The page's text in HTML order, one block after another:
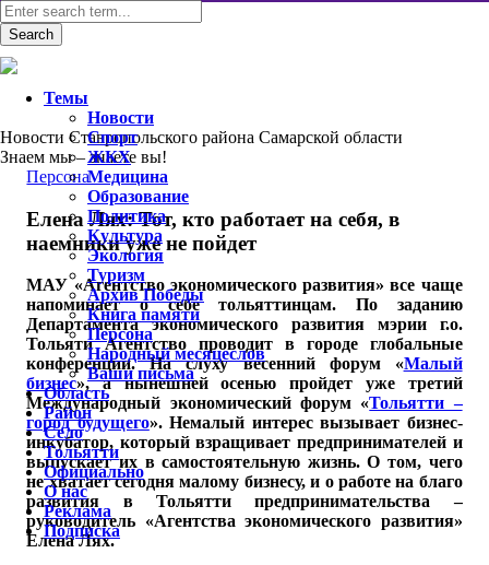
Новости Ставропольского района Самарской области
Знаем мы – знаете вы!
Персона
Елена Лях: Тот, кто работает на себя, в
наемники уже не пойдет
МАУ «Агентство экономического развития» все чаще
напоминает о себе тольяттинцам. По заданию
Департамента экономического развития мэрии г.о.
Тольяти Агентство проводит в городе глобальные
конференции. На слуху весенний форум «Малый
бизнес», а нынешней осенью пройдет уже третий
Международный экономический форум «Тольятти –
город будущего». Немалый интерес вызывает бизнес-
инкубатор, который взращивает предпринимателей и
выпускает их в самостоятельную жизнь. О том, чего
не хватает сегодня малому бизнесу, и о работе на благо
развития в Тольятти предпринимательства –
руководитель «Агентства экономического развития»
Елена Лях.
Темы
Новости
Спорт
ЖКХ
Медицина
Образование
Политика
Культура
Экология
Туризм
Архив Победы
Книга памяти
Персона
Народный месяцеслов
Ваши письма
Область
Район
Село
Тольятти
Официально
О нас
Реклама
Подписка